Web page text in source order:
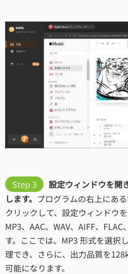
Step 3
設定ウィンドウを開
します。 プログラムの右上にあ
クリックして、設定ウィンドウ
MP3、AAC、WAV、AIFF、
す。ここでは、MP3 形式を選択
理でき、さらに、出力品質を
可能になります。